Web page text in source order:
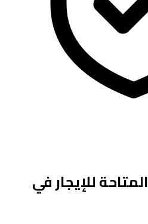
المتاحة للإيجار في